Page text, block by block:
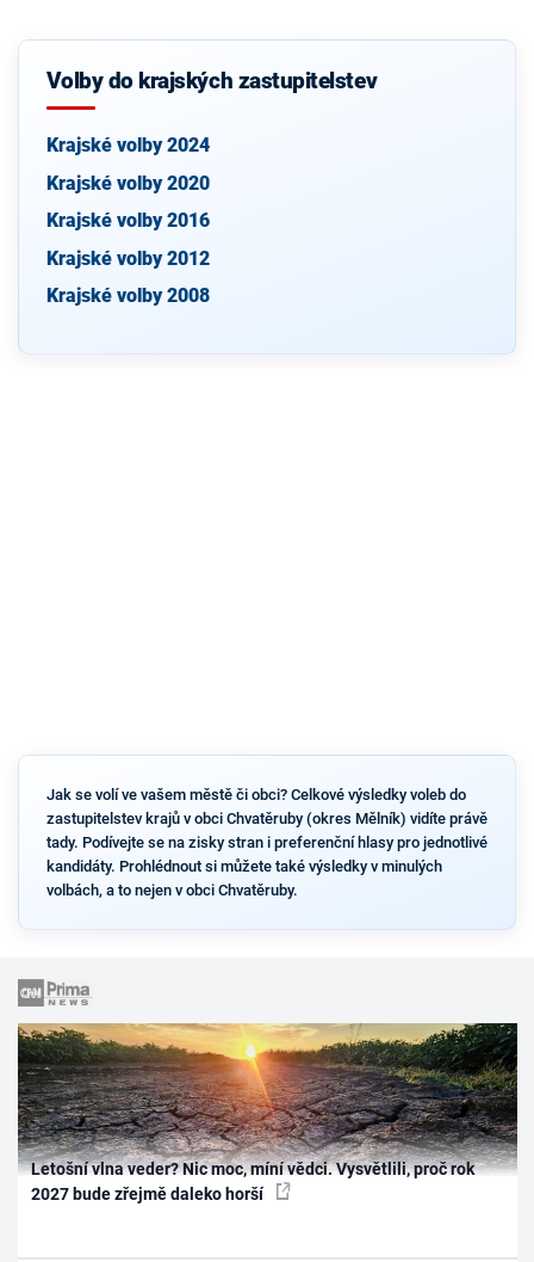
Volby do krajských zastupitelstev
Krajské volby 2024
Krajské volby 2020
Krajské volby 2016
Krajské volby 2012
Krajské volby 2008
Jak se volí ve vašem městě či obci? Celkové výsledky voleb do
zastupitelstev krajů v obci Chvatěruby (okres Mělník) vidíte právě
tady. Podívejte se na zisky stran i preferenční hlasy pro jednotlivé
kandidáty. Prohlédnout si můžete také výsledky v minulých
volbách, a to nejen v obci Chvatěruby.
Letošní vlna veder? Nic moc, míní vědci. Vysvětlili, proč rok
2027 bude zřejmě daleko horší